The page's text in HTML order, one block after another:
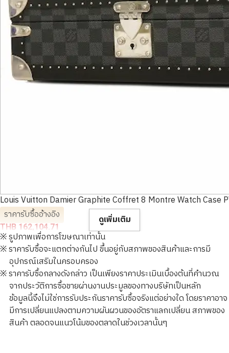
Louis Vuitton Damier Graphite Coffret 8 Montre Watch Case
ราคารับซื้ออ้างอิง
THB 162,104.71
ดูเพิ่มเติม
※ รูปภาพเพื่อการโฆษณาเท่านั้น
※ ราคารับซื้อจะแตกต่างกันไป ขึ้นอยู่กับสภาพของสินค้าและการมี
อุปกรณ์เสริมในครอบครอง
※ ราคารับซื้อกลางดังกล่าว เป็นเพียงราคาประเมินเบื้องต้นที่คำนวณ
จากประวัติการซื้อขายผ่านงานประมูลของทางบริษัทเป็นหลัก
ข้อมูลนี้จึงไม่ใช่การรับประกันราคารับซื้อจริงแต่อย่างใด โดยราคาอาจ
มีการเปลี่ยนแปลงตามความผันผวนของอัตราแลกเปลี่ยน สภาพของ
สินค้า ตลอดจนแนวโน้มของตลาดในช่วงเวลานั้นๆ